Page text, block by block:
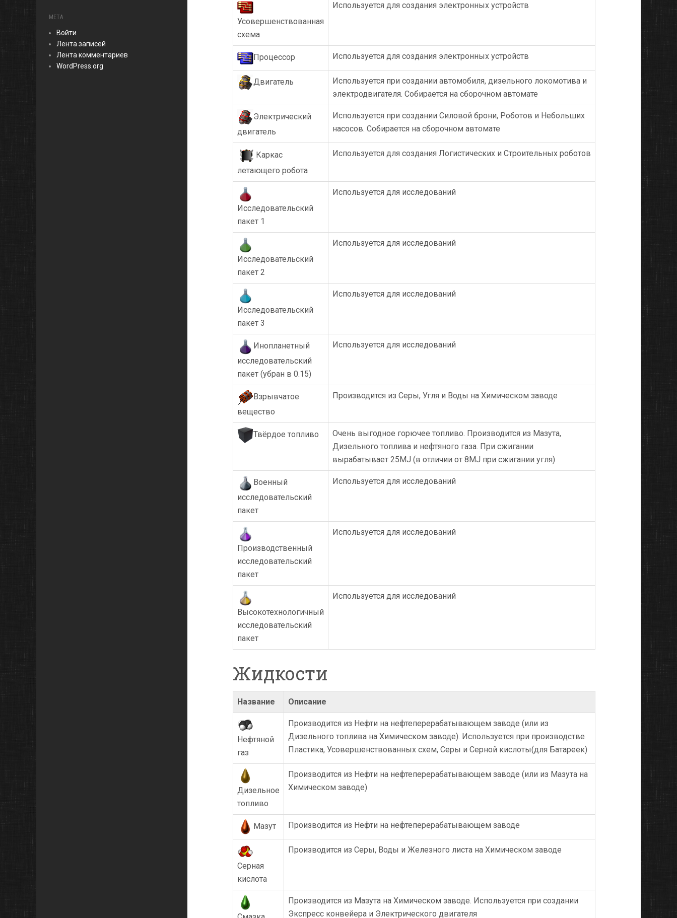
МЕТА
Войти
Лента записей
Лента комментариев
WordPress.org
Усовершенствованная
схема
Используется для создания электронных устройств
Процессор Используется для создания электронных устройств
Двигатель
Используется при создании автомобиля, дизельного локомотива и
электродвигателя. Собирается на сборочном автомате
Электрический
двигатель
Используется при создании Силовой брони, Роботов и Небольших
насосов. Собирается на сборочном автомате
Каркас
летающего робота
Используется для создания Логистических и Строительных роботов
Исследовательский
пакет 1
Используется для исследований
Исследовательский
пакет 2
Используется для исследований
Исследовательский
пакет 3
Используется для исследований
Инопланетный
исследовательский
пакет (убран в 0.15)
Используется для исследований
Взрывчатое
вещество
Производится из Серы, Угля и Воды на Химическом заводе
Твёрдое топливо
Очень выгодное горючее топливо. Производится из Мазута,
Дизельного топлива и нефтяного газа. При сжигании
вырабатывает 25MJ (в отличии от 8MJ при сжигании угля)
Военный
исследовательский
пакет
Используется для исследований
Производственный
исследовательский
пакет
Используется для исследований
Высокотехнологичный
исследовательский
пакет
Используется для исследований
Жидкости
Название Описание
Нефтяной
газ
Производится из Нефти на нефтеперерабатывающем заводе (или из
Дизельного топлива на Химическом заводе). Используется при производстве
Пластика, Усовершенствованных схем, Серы и Серной кислоты(для Батареек)
Дизельное
топливо
Производится из Нефти на нефтеперерабатывающем заводе (или из Мазута на
Химическом заводе)
Мазут Производится из Нефти на нефтеперерабатывающем заводе
Серная
кислота
Производится из Серы, Воды и Железного листа на Химическом заводе
Производится из Мазута на Химическом заводе. Используется при создании
Экспресс конвейера и Электрического двигателя